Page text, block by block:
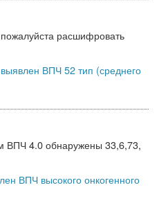
расшифровать
ВПЧ 52 тип (среднего
ВПЧ 4.0 обнаружены 33,6,73,
ВПЧ высокого онкогенного